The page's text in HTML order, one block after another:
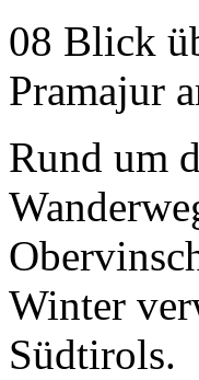
08 Blick
Pramajur
Rund um
Winter
Südtirols.